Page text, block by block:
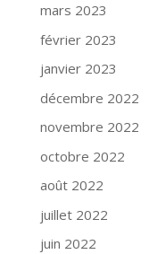
mars 2023
février 2023
janvier 2023
décembre 2022
novembre 2022
octobre 2022
août 2022
juillet 2022
juin 2022